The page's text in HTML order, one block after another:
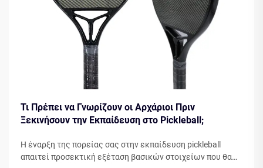
Τι Πρέπει να Γνωρίζουν οι Αρχάριοι Πριν
Ξεκινήσουν την Εκπαίδευση στο Pickleball;
Η έναρξη της πορείας σας στην εκπαίδευση pickleball
απαιτεί προσεκτική εξέταση βασικών στοιχείων που θα